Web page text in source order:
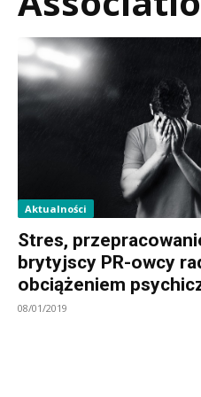
Aktualności
Stres,
brytyjscy PR-owcy
obciążeniem
08/01/2019